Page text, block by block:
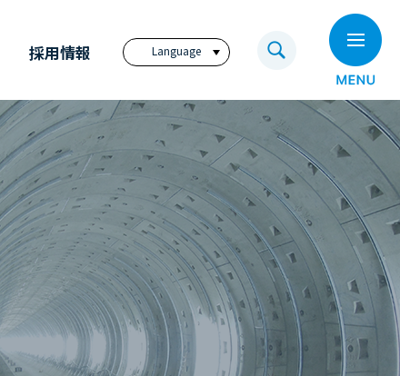
ビジョン
奥村組の歩み
奥村組技術研究所
電子公告
アニュアル・レポート
（英文）
ディスクロージャー
ポリシー
奥村組のイノベーション
コーポレートレポート
採用情報
福利厚生サイト
Language
English
繁體中文